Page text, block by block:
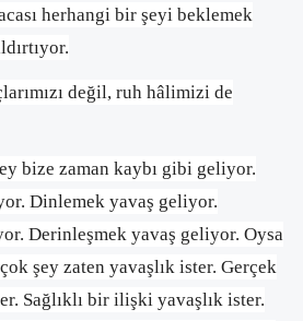
herhangi bir şeyi beklemek
değil, ruh hâlimizi de
bize zaman kaybı gibi geliyor.
Dinlemek yavaş geliyor.
Derinleşmek yavaş geliyor. Oysa
şey zaten yavaşlık ister. Gerçek
Sağlıklı bir ilişki yavaşlık ister.